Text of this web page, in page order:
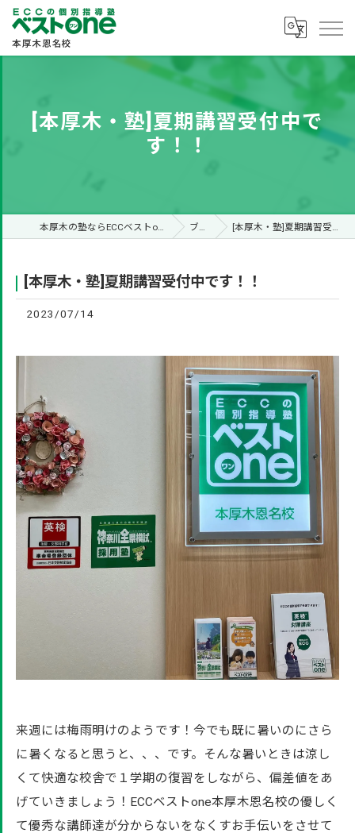
[本厚木・塾]夏期講習受付中で
す！！
本厚木の塾ならECCベストone本厚木恩名校 ブログ [本厚木・塾]夏期講習受付中です！！
[本厚木・塾]夏期講習受付中です！！
2023/07/14
来週には梅雨明けのようです！今でも既に暑いのにさら
に暑くなると思うと、、、です。そんな暑いときは涼し
くて快適な校舎で１学期の復習をしながら、偏差値をあ
げていきましょう！ECCベストone本厚木恩名校の優しく
て優秀な講師達が分からないをなくすお手伝いをさせて